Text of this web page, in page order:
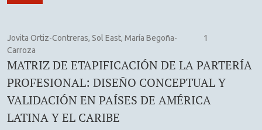
Jovita Ortiz-Contreras, Sol East, María Begoña-
Carroza
1
MATRIZ DE ETAPIFICACIÓN DE LA PARTERÍA
PROFESIONAL: DISEÑO CONCEPTUAL Y
VALIDACIÓN EN PAÍSES DE AMÉRICA
LATINA Y EL CARIBE